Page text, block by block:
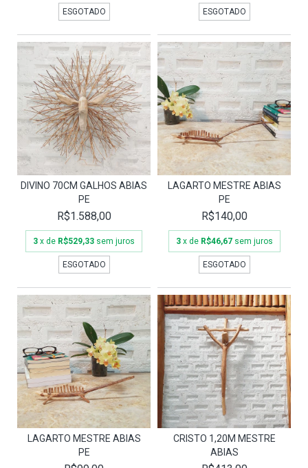
ESGOTADO ESGOTADO
DIVINO 70CM GALHOS ABIAS
PE
R$1.588,00
3 x de R$529,33 sem juros
ESGOTADO
LAGARTO MESTRE ABIAS
PE
R$140,00
3 x de R$46,67 sem juros
ESGOTADO
LAGARTO MESTRE ABIAS
PE
CRISTO 1,20M MESTRE
ABIAS